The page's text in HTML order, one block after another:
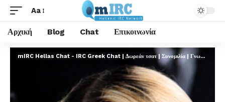
Aa
Αρχική Blog Chat Επικοινωνία
mIRC Hellas Chat - IRC Greek Chat | Δωρεάν τσατ | Συνομιλία | Γνωριμίες | FREE